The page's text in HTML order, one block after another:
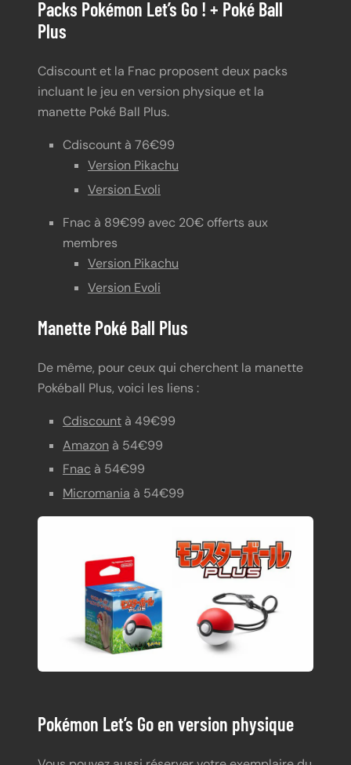
Packs Pokémon Let’s Go ! + Poké Ball
Plus
Cdiscount et la Fnac proposent deux packs
incluant le jeu en version physique et la
manette Poké Ball Plus.
Cdiscount à 76€99
Version Pikachu
Version Evoli
Fnac à 89€99 avec 20€ offerts aux
membres
Version Pikachu
Version Evoli
Manette Poké Ball Plus
De même, pour ceux qui cherchent la manette
Pokéball Plus, voici les liens :
Cdiscount à 49€99
Amazon à 54€99
Fnac à 54€99
Micromania à 54€99
Pokémon Let’s Go en version physique